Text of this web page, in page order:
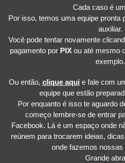
Cada caso é
Por isso, temos uma equipe pronta
auxiliar.
Você pode tentar novamente
pagamento por PIX ou até mesmo
exemplo.
Ou então, clique aqui e fale com
equipe que estão
Por enquanto é isso te aguardo
começo lembre-se de entrar
Facebook. Lá é um espaço onde
reúnem para trocarem ideias,
onde fazemos nossas
Grande